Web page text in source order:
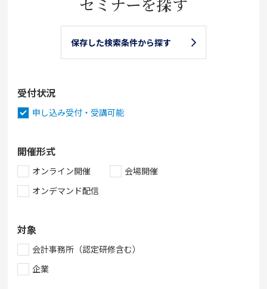
保存した検索条件から探す
受付状況
申し込み受付・受講可能
開催形式
オンライン開催
会場開催
オンデマンド配信
対象
会計事務所（認定研修含む）
企業